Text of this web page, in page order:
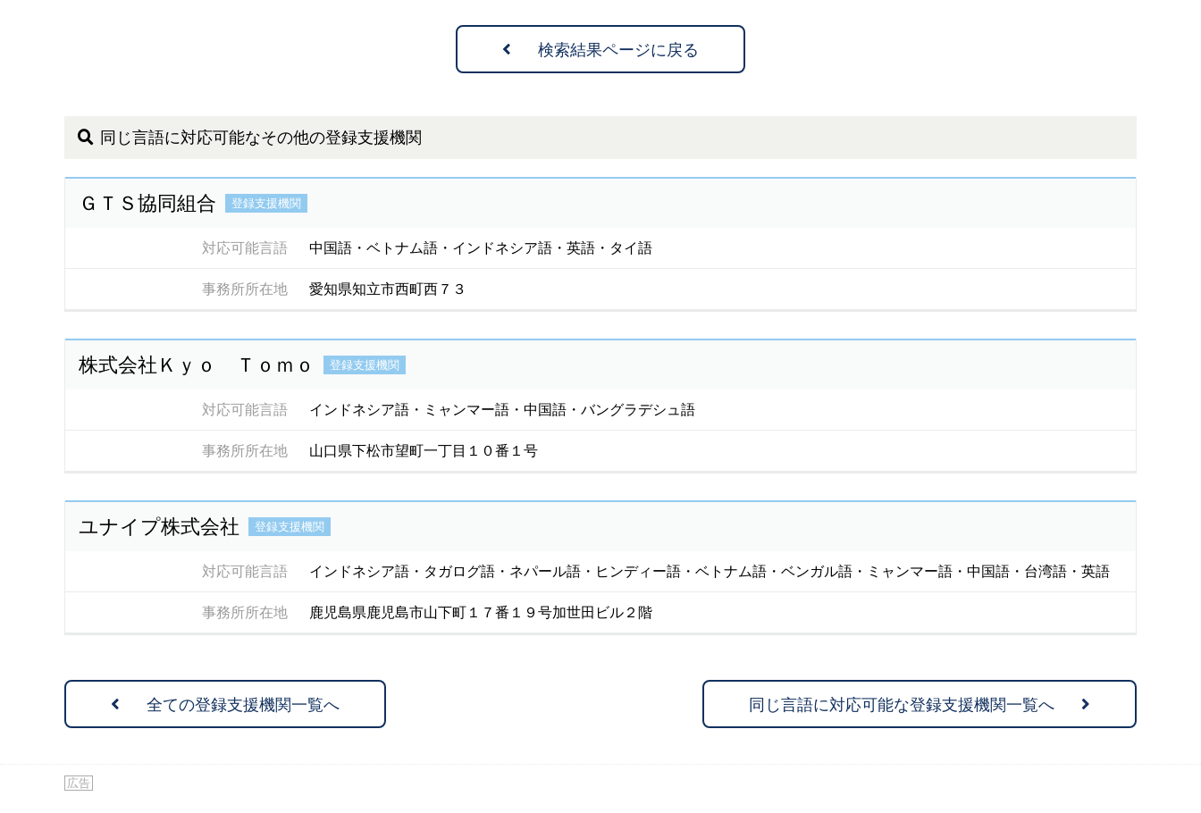
検索結果ページに戻る
同じ言語に対応可能なその他の登録支援機関
ＧＴＳ協同組合 登録支援機関
対応可能言語 中国語・ベトナム語・インドネシア語・英語・タイ語
事務所所在地 愛知県知立市西町西７３
株式会社Ｋｙｏ Ｔｏｍｏ 登録支援機関
対応可能言語 インドネシア語・ミャンマー語・中国語・バングラデシュ語
事務所所在地 山口県下松市望町一丁目１０番１号
ユナイプ株式会社 登録支援機関
対応可能言語 インドネシア語・タガログ語・ネパール語・ヒンディー語・ベトナム語・ベンガル語・ミャンマー語・中国語・台湾語・英語
事務所所在地 鹿児島県鹿児島市山下町１７番１９号加世田ビル２階
全ての登録支援機関一覧へ 同じ言語に対応可能な登録支援機関一覧へ
広告